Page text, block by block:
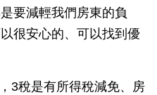
要減輕我們房東的負
很安心的、可以找到優
3稅是有所得稅減免、房